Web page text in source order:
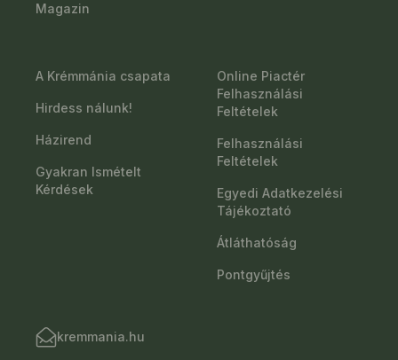
Magazin
A Krémmánia csapata
Hirdess nálunk!
Házirend
Gyakran Ismételt
Kérdések
Online Piactér
Felhasználási
Feltételek
Felhasználási
Feltételek
Egyedi Adatkezelési
Tájékoztató
Átláthatóság
Pontgyűjtés
kremmania.hu